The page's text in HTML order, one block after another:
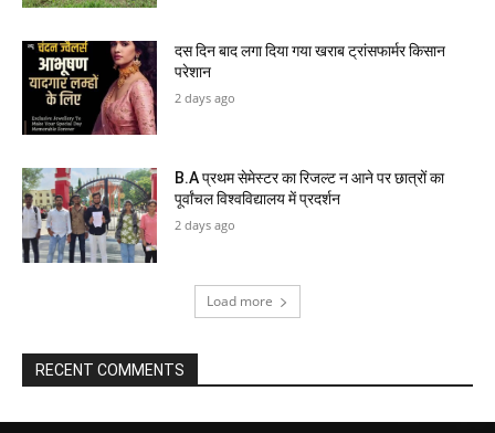
दस दिन बाद लगा दिया गया खराब ट्रांसफार्मर किसान
परेशान
2 days ago
B.A प्रथम सेमेस्टर का रिजल्ट न आने पर छात्रों का
पूर्वांचल विश्वविद्यालय में प्रदर्शन
2 days ago
Load more
RECENT COMMENTS